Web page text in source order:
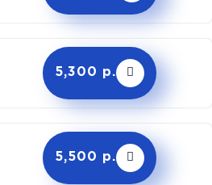
5,300 р.
5,500 р.